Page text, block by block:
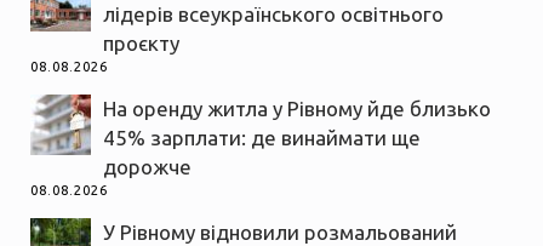
лідерів всеукраїнського освітнього
проєкту
08.08.2026
На оренду житла у Рівному йде близько
45% зарплати: де винаймати ще
дорожче
08.08.2026
У Рівному відновили розмальований